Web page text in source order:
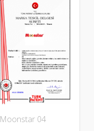
Moonstar 04